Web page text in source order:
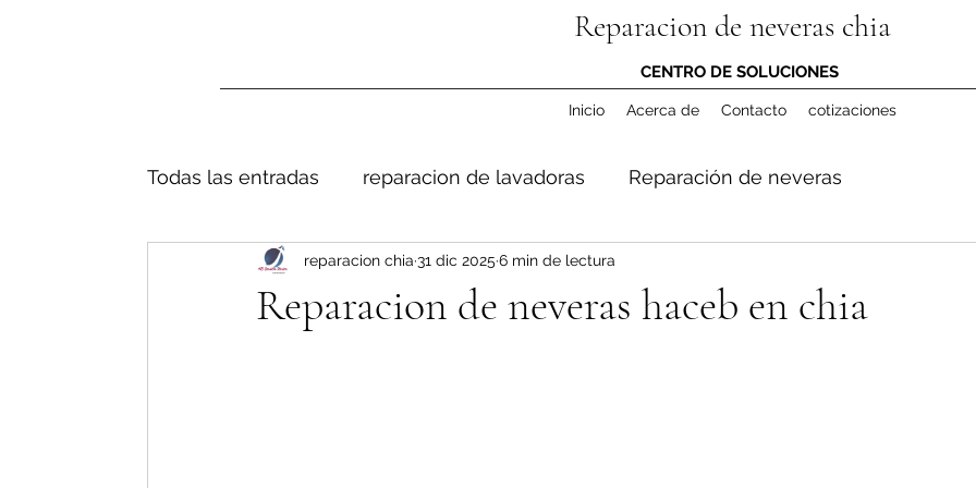
Reparacion de neveras chia
CENTRO DE SOLUCIONES
Inicio Acerca de Contacto cotizaciones
Todas las entradas reparacion de lavadoras Reparación de neveras
Reparacion de neveras haceb en chia
reparacion chia 31 dic 2025 6 min de lectura